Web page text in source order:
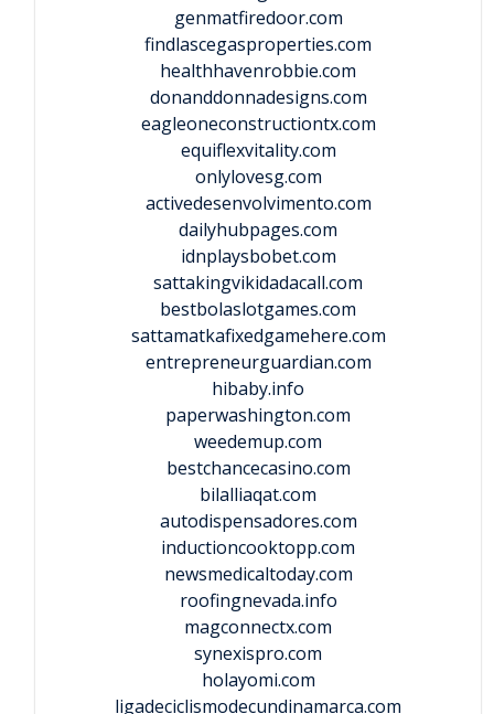
genmatfiredoor.com
findlascegasproperties.com
healthhavenrobbie.com
donanddonnadesigns.com
eagleoneconstructiontx.com
equiflexvitality.com
onlylovesg.com
activedesenvolvimento.com
dailyhubpages.com
idnplaysbobet.com
sattakingvikidadacall.com
bestbolaslotgames.com
sattamatkafixedgamehere.com
entrepreneurguardian.com
hibaby.info
paperwashington.com
weedemup.com
bestchancecasino.com
bilalliaqat.com
autodispensadores.com
inductioncooktopp.com
newsmedicaltoday.com
roofingnevada.info
magconnectx.com
synexispro.com
holayomi.com
ligadeciclismodecundinamarca.com